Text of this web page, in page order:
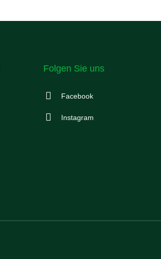
Folgen Sie uns
Facebook
Instagram